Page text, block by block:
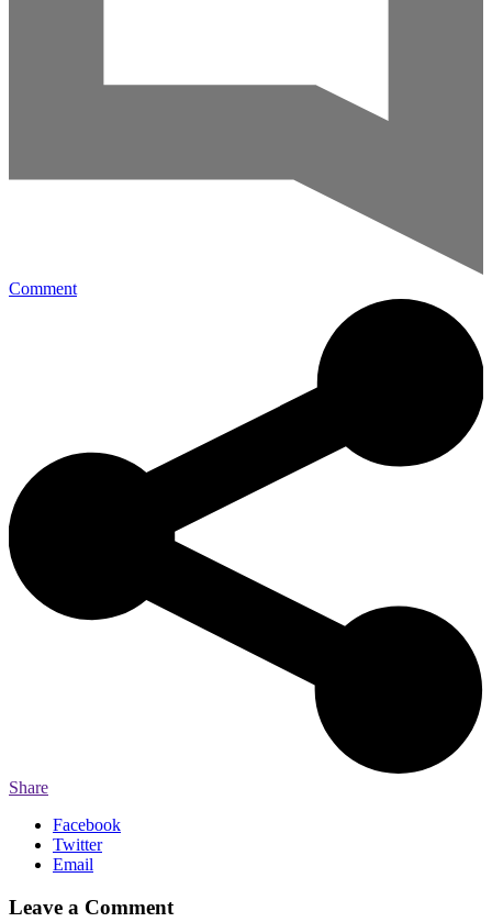
Comment
Share
Facebook
Twitter
Email
Leave a Comment